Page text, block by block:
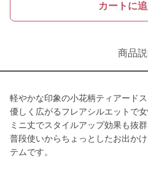
カートに
商品
軽やかな印象の小花柄ティアードス
優しく広がるフレアシルエットで
ミニ丈でスタイルアップ効果も抜群
普段使いからちょっとしたお出か
テムです。